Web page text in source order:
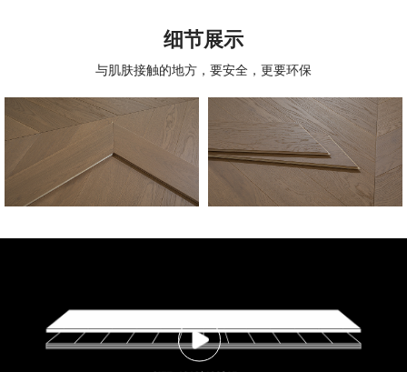
细节展示
与肌肤接触的地方，要安全，更要环保